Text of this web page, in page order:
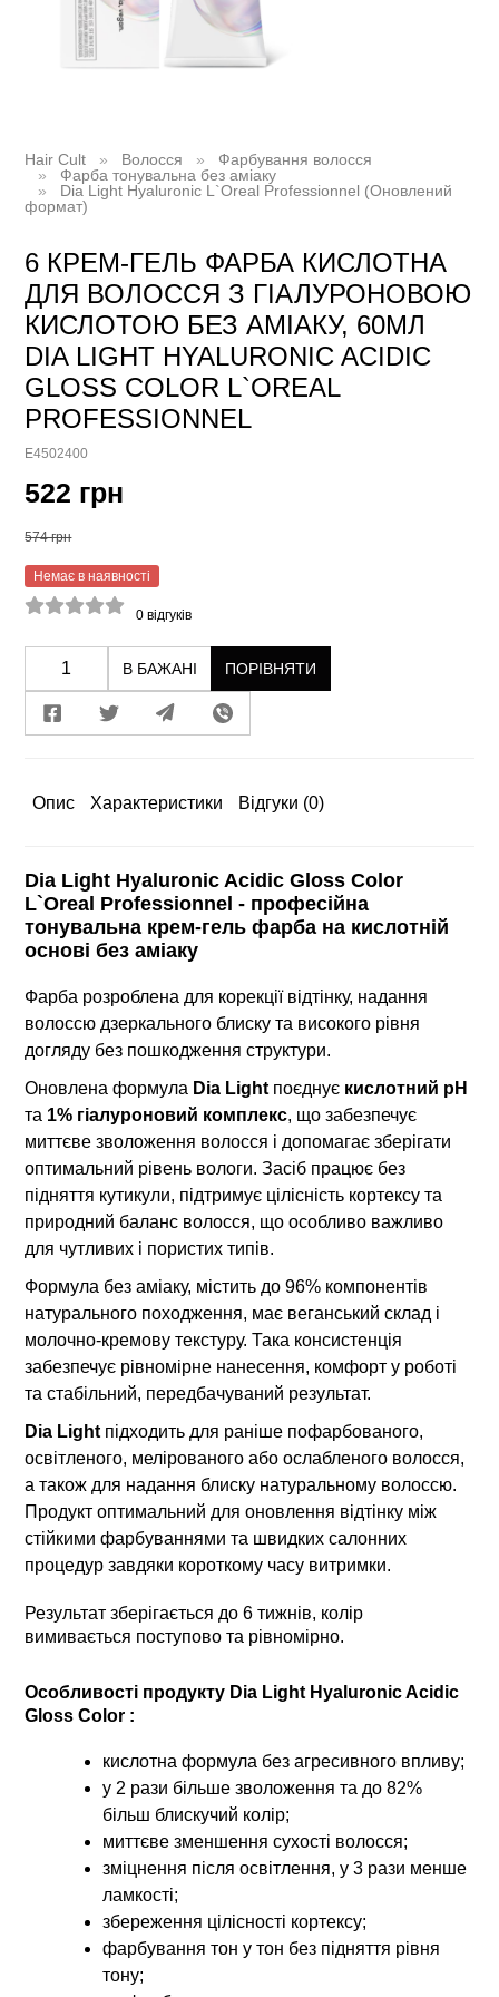
Hair Cult Волосся
Фарбування волосся
Фарба тонувальна без аміаку
Dia Light Hyaluronic L`Oreal Professionnel (Оновлений
формат)
6 КРЕМ-ГЕЛЬ ФАРБА КИСЛОТНА
ДЛЯ ВОЛОССЯ З ГІАЛУРОНОВОЮ
КИСЛОТОЮ БЕЗ АМІАКУ, 60МЛ
DIA LIGHT HYALURONIC ACIDIC
GLOSS COLOR L`OREAL
PROFESSIONNEL
E4502400
522 грн
574 грн
Немає в наявності
0 відгуків
В БАЖАНІ ПОРІВНЯТИ
Опис Характеристики Відгуки (0)
Dia Light Hyaluronic Acidic Gloss Color
L`Oreal Professionnel - професійна
тонувальна крем-гель фарба на кислотній
основі без аміаку
Фарба розроблена для корекції відтінку, надання
волоссю дзеркального блиску та високого рівня
догляду без пошкодження структури.
Оновлена формула Dia Light поєднує кислотний pH
та 1% гіалуроновий комплекс, що забезпечує
миттєве зволоження волосся і допомагає зберігати
оптимальний рівень вологи. Засіб працює без
підняття кутикули, підтримує цілісність кортексу та
природний баланс волосся, що особливо важливо
для чутливих і пористих типів.
Формула без аміаку, містить до 96% компонентів
натурального походження, має веганський склад і
молочно-кремову текстуру. Така консистенція
забезпечує рівномірне нанесення, комфорт у роботі
та стабільний, передбачуваний результат.
Dia Light підходить для раніше пофарбованого,
освітленого, мелірованого або ослабленого волосся,
а також для надання блиску натуральному волоссю.
Продукт оптимальний для оновлення відтінку між
стійкими фарбуваннями та швидких салонних
процедур завдяки короткому часу витримки.
Результат зберігається до 6 тижнів, колір
вимивається поступово та рівномірно.
Особливості продукту Dia Light Hyaluronic Acidic
Gloss Color :
кислотна формула без агресивного впливу;
у 2 рази більше зволоження та до 82%
більш блискучий колір;
миттєве зменшення сухості волосся;
зміцнення після освітлення, у 3 рази менше
ламкості;
збереження цілісності кортексу;
фарбування тон у тон без підняття рівня
тону;